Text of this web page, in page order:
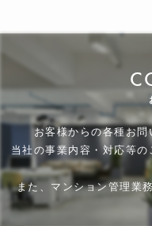
お客様からの各種お問
当社の事業内容・対応等
また、マンション管理業